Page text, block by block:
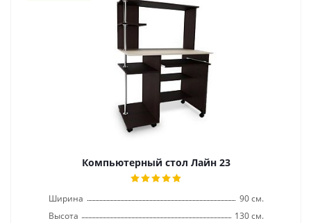
Компьютерный стол Лайн 23
Ширина
90 см.
Высота
130 см.